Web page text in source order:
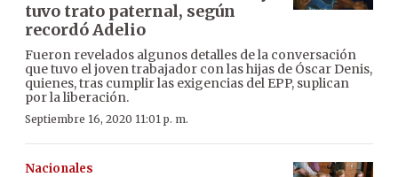
tuvo trato paternal, según
recordó Adelio
Fueron revelados algunos detalles de la conversación
que tuvo el joven trabajador con las hijas de Óscar Denis,
quienes, tras cumplir las exigencias del EPP, suplican
por la liberación.
Septiembre 16, 2020 11:01 p. m.
Nacionales